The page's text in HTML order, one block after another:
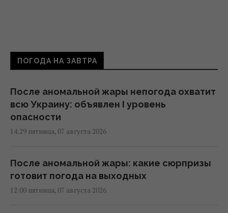
ПОГОДА НА ЗАВТРА
После аномальной жары непогода охватит
всю Украину: объявлен I уровень
опасности
14:29 пятница, 07 августа 2026
После аномальной жары: какие сюрпризы
готовит погода на выходных
12:00 пятница, 07 августа 2026